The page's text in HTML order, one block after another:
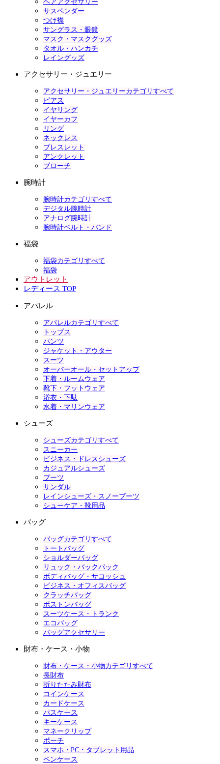
ヘアアクセサリー
サスペンダー
つけ襟
サングラス・眼鏡
マスク・マスクグッズ
タオル・ハンカチ
レイングッズ
アクセサリー・ジュエリー
アクセサリー・ジュエリーカテゴリすべて
ピアス
イヤリング
イヤーカフ
リング
ネックレス
ブレスレット
アンクレット
ブローチ
腕時計
腕時計カテゴリすべて
デジタル腕時計
アナログ腕時計
腕時計ベルト・バンド
福袋
福袋カテゴリすべて
福袋
アウトレット
レディース TOP
アパレル
アパレルカテゴリすべて
トップス
パンツ
ジャケット・アウター
スーツ
オーバーオール・セットアップ
下着・ルームウェア
靴下・フットウェア
浴衣・下駄
水着・マリンウェア
シューズ
シューズカテゴリすべて
スニーカー
ビジネス・ドレスシューズ
カジュアルシューズ
ブーツ
サンダル
レインシューズ・スノーブーツ
シューケア・靴用品
バッグ
バッグカテゴリすべて
トートバッグ
ショルダーバッグ
リュック・バックパック
ボディバッグ・サコッシュ
ビジネス・オフィスバッグ
クラッチバッグ
ボストンバッグ
スーツケース・トランク
エコバッグ
バッグアクセサリー
財布・ケース・小物
財布・ケース・小物カテゴリすべて
長財布
折りたたみ財布
コインケース
カードケース
パスケース
キーケース
マネークリップ
ポーチ
スマホ・PC・タブレット用品
ペンケース